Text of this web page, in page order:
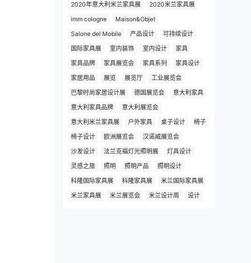
2020年意大利米兰家具展
2020米兰家具展
imm cologne
Maison&Objet
Salone del Mobile
产品设计
可持续设计
国际家具展
室内装饰 室内设计
家具
家具品牌
家具展览会 家具系列
家具设计
家居用品
展览 展览厅
工业展览会
巴黎时尚家居设计展
德国展览会
意大利家具
意大利家具品牌
意大利展览会
意大利米兰家具展
户外家具 桌子设计
椅子
椅子设计
欧洲展览会
汉诺威展览会
沙发设计
法兰克福灯光照明展
灯具设计
灵感之旅
照明 照明产品
照明设计
科隆国际家具展
科隆家具展
米兰国际家具展
米兰家具展
米兰展览会 米兰设计周 设计